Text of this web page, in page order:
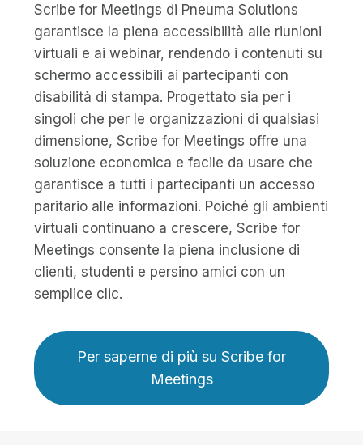
Scribe for Meetings di Pneuma Solutions
garantisce la piena accessibilità alle riunioni
virtuali e ai webinar, rendendo i contenuti su
schermo accessibili ai partecipanti con
disabilità di stampa. Progettato sia per i
singoli che per le organizzazioni di qualsiasi
dimensione, Scribe for Meetings offre una
soluzione economica e facile da usare che
garantisce a tutti i partecipanti un accesso
paritario alle informazioni. Poiché gli ambienti
virtuali continuano a crescere, Scribe for
Meetings consente la piena inclusione di
clienti, studenti e persino amici con un
semplice clic.
Per saperne di più su Scribe for
Meetings